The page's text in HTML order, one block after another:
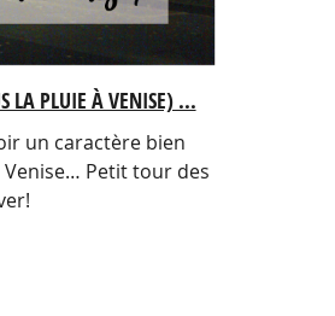
LA PLUIE À VENISE) ...
un caractère bien
Petit tour des